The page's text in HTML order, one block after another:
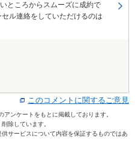
ところからスムーズに成約で
ル連絡をしていただけるのは
このコメントに関するご意見
ンケートをもとに掲載しております。
除しています。
サービスについて内容を保証するものではあ